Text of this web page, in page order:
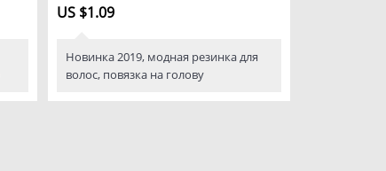
US $1.09
Новинка 2019, модная резинка для
волос, повязка на голову